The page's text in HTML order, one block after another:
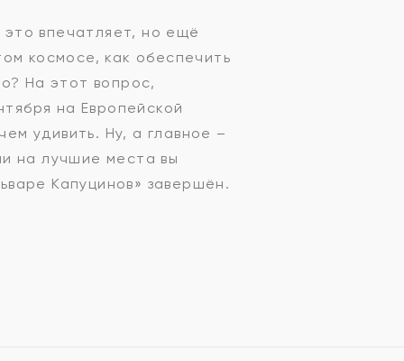
впечатляет, но ещё
космосе, как обеспечить
На этот вопрос,
на Европейской
удивить. Ну, а главное –
на лучшие места вы
Капуцинов» завершён.